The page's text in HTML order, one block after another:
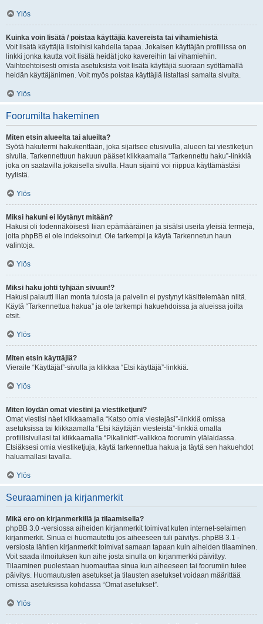
Ylös
Kuinka voin lisätä / poistaa käyttäjiä kavereista tai vihamiehistä
Voit lisätä käyttäjiä listoihisi kahdella tapaa. Jokaisen käyttäjän profiilissa on
linkki jonka kautta voit lisätä heidät joko kavereihin tai vihamiehiin.
Vaihtoehtoisesti omista asetuksista voit lisätä käyttäjiä suoraan syöttämällä
heidän käyttäjänimen. Voit myös poistaa käyttäjiä listaltasi samalta sivulta.
Ylös
Foorumilta hakeminen
Miten etsin alueelta tai alueilta?
Syötä hakutermi hakukenttään, joka sijaitsee etusivulla, alueen tai viestiketjun
sivulla. Tarkennettuun hakuun pääset klikkaamalla “Tarkennettu haku”-linkkiä
joka on saatavilla jokaisella sivulla. Haun sijainti voi riippua käyttämästäsi
tyylistä.
Ylös
Miksi hakuni ei löytänyt mitään?
Hakusi oli todennäköisesti liian epämääräinen ja sisälsi useita yleisiä termejä,
joita phpBB ei ole indeksoinut. Ole tarkempi ja käytä Tarkennetun haun
valintoja.
Ylös
Miksi haku johti tyhjään sivuun!?
Hakusi palautti liian monta tulosta ja palvelin ei pystynyt käsittelemään niitä.
Käytä “Tarkennettua hakua” ja ole tarkempi hakuehdoissa ja alueissa joilta
etsit.
Ylös
Miten etsin käyttäjiä?
Vieraile “Käyttäjät”-sivulla ja klikkaa “Etsi käyttäjä”-linkkiä.
Ylös
Miten löydän omat viestini ja viestiketjuni?
Omat viestisi näet klikkaamalla “Katso omia viestejäsi”-linkkiä omissa
asetuksissa tai klikkaamalla “Etsi käyttäjän viesteistä”-linkkiä omalla
profiilisivullasi tai klikkaamalla “Pikalinkit”-valikkoa foorumin ylälaidassa.
Etsiäksesi omia viestiketjuja, käytä tarkennettua hakua ja täytä sen hakuehdot
haluamallasi tavalla.
Ylös
Seuraaminen ja kirjanmerkit
Mikä ero on kirjanmerkillä ja tilaamisella?
phpBB 3.0 -versiossa aiheiden kirjanmerkit toimivat kuten internet-selaimen
kirjanmerkit. Sinua ei huomautettu jos aiheeseen tuli päivitys. phpBB 3.1 -
versiosta lähtien kirjanmerkit toimivat samaan tapaan kuin aiheiden tilaaminen.
Voit saada ilmoituksen kun aihe josta sinulla on kirjanmerkki päivittyy.
Tilaaminen puolestaan huomauttaa sinua kun aiheeseen tai foorumiin tulee
päivitys. Huomautusten asetukset ja tilausten asetukset voidaan määrittää
omissa asetuksissa kohdassa “Omat asetukset”.
Ylös